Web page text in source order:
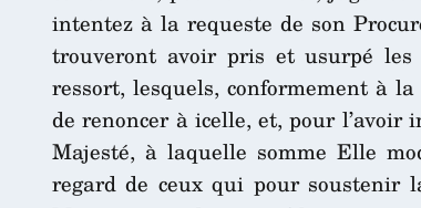
intentez à la requeste de son
trouveront avoir pris et usurpé les
ressort, lesquels, conformement à
de renoncer à icelle, et, pour l’avoir
Majesté, à laquelle somme Elle
regard de ceux qui pour